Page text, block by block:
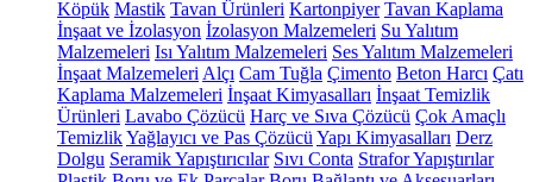
Köpük Mastik Tavan Ürünleri Kartonpiyer Tavan Kaplama
İnşaat ve İzolasyon İzolasyon Malzemeleri Su Yalıtım
Malzemeleri Isı Yalıtım Malzemeleri Ses Yalıtım Malzemeleri
İnşaat Malzemeleri Alçı Cam Tuğla Çimento Beton Harcı Çatı
Kaplama Malzemeleri İnşaat Kimyasalları İnşaat Temizlik
Ürünleri Lavabo Çözücü Harç ve Sıva Çözücü Çok Amaçlı
TemizlikYağlayıcı ve Pas Çözücü Yapı Kimyasalları Derz
Dolgu Seramik Yapıştırıcılar Sıvı Conta Strafor Yapıştırılar